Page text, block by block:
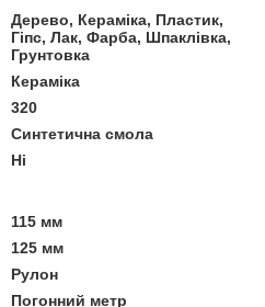
Дерево, Кераміка, Пластик,
Гіпс, Лак, Фарба, Шпаклівка,
Грунтовка
Кераміка
320
Синтетична смола
Ні
115 мм
125 мм
Рулон
Погонний метр